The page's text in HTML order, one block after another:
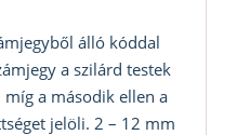
álló kóddal
a szilárd testek
a második ellen a
jelöli. 2 – 12 mm